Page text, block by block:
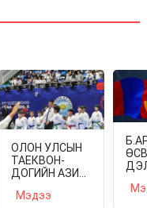
ОЛОН УЛСЫН
ТАЕКВОН-
ДОГИЙН АЗИ
АВАРГА
Мэдээ